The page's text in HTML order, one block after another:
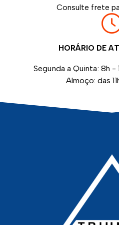
Consulte frete
HORÁRIO DE
Segunda a Quinta: 8h -
Almoço: das